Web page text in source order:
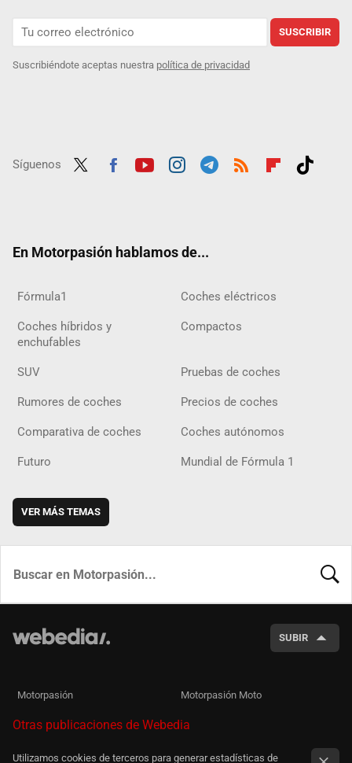
SUSCRIBIR
Suscribiéndote aceptas nuestra política de privacidad
Síguenos
En Motorpasión hablamos de...
Fórmula1 Coches eléctricos
Coches híbridos y
enchufables
Compactos
SUV Pruebas de coches
Rumores de coches Precios de coches
Comparativa de coches Coches autónomos
Futuro Mundial de Fórmula 1
VER MÁS TEMAS
SUBIR
Motorpasión Motorpasión Moto
Otras publicaciones de Webedia
Utilizamos cookies de terceros para generar estadísticas de